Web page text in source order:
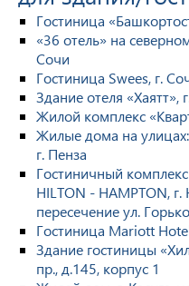
Гостиница
«36 отель» на
Сочи
Гостиница Swees, г.
Здание отеля «Хаятт»,
Жилой комплекс
Жилые дома на
г. Пенза
Гостиничный
HILTON - HAMPTON,
пересечение ул.
Гостиница Mariott
Здание гостиницы
пр., д.145, корпус 1